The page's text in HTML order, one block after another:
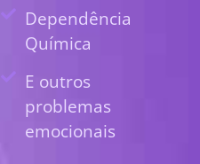
Dependência
Química
E outros
problemas
emocionais